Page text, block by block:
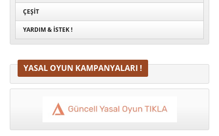
ÇEŞIT
YARDIM & İSTEK !
YASAL OYUN KAMPANYALARI !